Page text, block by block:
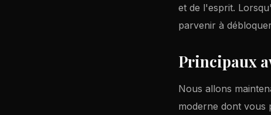
et de l'esprit.
parvenir à
Principaux
Nous allons
moderne dont vous